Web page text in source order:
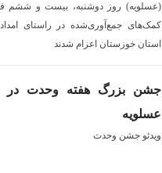
(عسلویه) روز دوشنبه، بیست و ششم
کمک‌های جمع‌آوری‌شده در راستای
استان خوزستان اعزام شدند
جشن بزرگ هفته وحدت در
عسلويه
ويدئو جشن وحدت